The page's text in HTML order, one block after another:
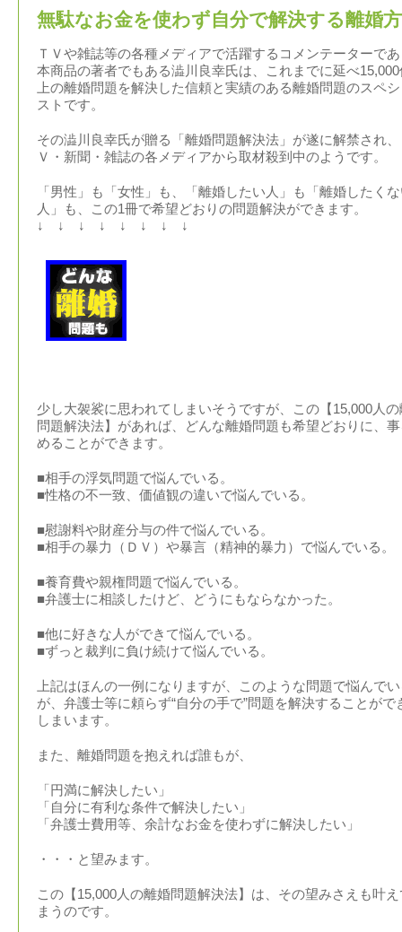
無駄なお金を使わず自分で解決する離婚
ＴＶや雑誌等の各種メディアで活躍するコメンテーターで
本商品の著者でもある澁川良幸氏は、これまでに延べ
上の離婚問題を解決した信頼と実績のある離婚問題のスペ
ストです。
その澁川良幸氏が贈る「離婚問題解決法」が遂に解禁され
Ｖ・新聞・雑誌の各メディアから取材殺到中のようです。
「男性」も「女性」も、「離婚したい人」も「離婚したく
人」も、この1冊で希望どおりの問題解決ができます。
↓ ↓ ↓ ↓ ↓ ↓ ↓ ↓
少し大袈裟に思われてしまいそうですが、この【15,000人
問題解決法】があれば、どんな離婚問題も希望どおりに、
めることができます。
■相手の浮気問題で悩んでいる。
■性格の不一致、価値観の違いで悩んでいる。
■慰謝料や財産分与の件で悩んでいる。
■相手の暴力（ＤＶ）や暴言（精神的暴力）で悩んでいる。
■養育費や親権問題で悩んでいる。
■弁護士に相談したけど、どうにもならなかった。
■他に好きな人ができて悩んでいる。
■ずっと裁判に負け続けて悩んでいる。
上記はほんの一例になりますが、このような問題で悩んで
が、弁護士等に頼らず“自分の手で”問題を解決することがで
しまいます。
また、離婚問題を抱えれば誰もが、
「円満に解決したい」
「自分に有利な条件で解決したい」
「弁護士費用等、余計なお金を使わずに解決したい」
・・・と望みます。
この【15,000人の離婚問題解決法】は、その望みさえも叶
まうのです。